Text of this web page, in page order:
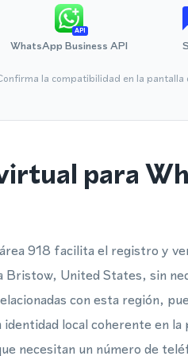
API
WhatsApp Business API
la compatibilidad en la
para
918 facilita el registro y
United States, sin
con esta región,
local coherente en
necesitan un número de